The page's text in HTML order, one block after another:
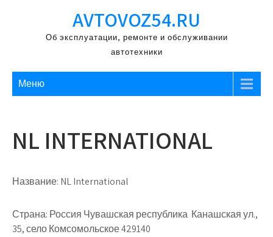
содержимому
AVTOVOZ54.RU
Об эксплуатации, ремонте и обслуживании
автотехники
Меню
NL INTERNATIONAL
Название: NL International
Страна: Россия Чувашская республика Канашская ул.,
35, село Комсомольское 429140